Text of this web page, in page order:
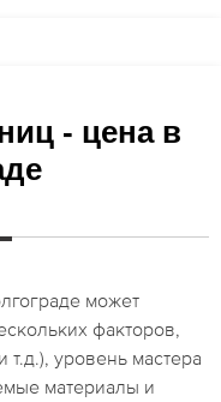
- цена в
может
факторов,
т.д.), уровень мастера
материалы и